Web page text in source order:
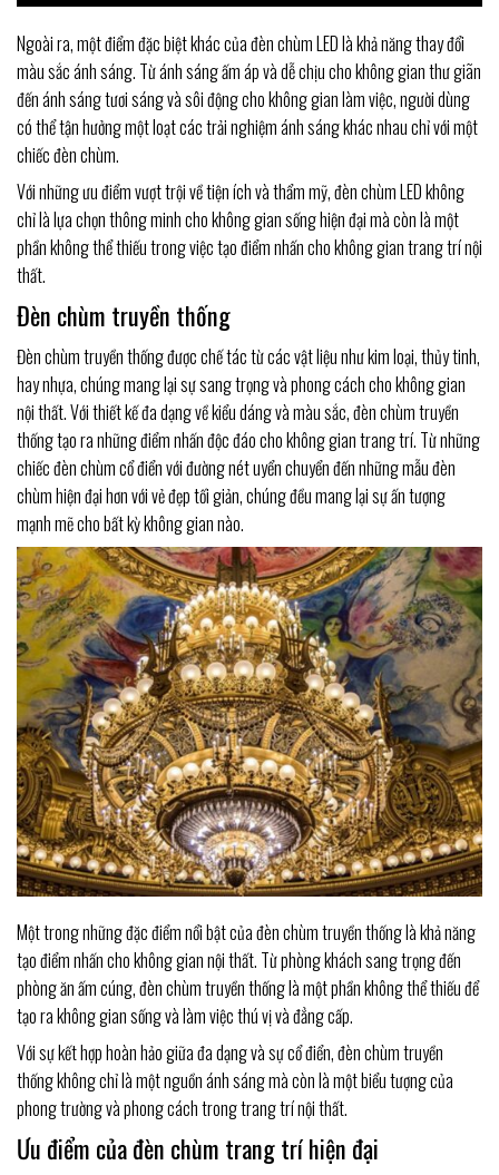
Ngoài ra, một điểm đặc biệt khác của đèn chùm LED là khả năng thay đổi
màu sắc ánh sáng. Từ ánh sáng ấm áp và dễ chịu cho không gian thư giãn
đến ánh sáng tươi sáng và sôi động cho không gian làm việc, người dùng
có thể tận hưởng một loạt các trải nghiệm ánh sáng khác nhau chỉ với một
chiếc đèn chùm.
Với những ưu điểm vượt trội về tiện ích và thẩm mỹ, đèn chùm LED không
chỉ là lựa chọn thông minh cho không gian sống hiện đại mà còn là một
phần không thể thiếu trong việc tạo điểm nhấn cho không gian trang trí nội
thất.
Đèn chùm truyền thống
Đèn chùm truyền thống được chế tác từ các vật liệu như kim loại, thủy tinh,
hay nhựa, chúng mang lại sự sang trọng và phong cách cho không gian
nội thất. Với thiết kế đa dạng về kiểu dáng và màu sắc, đèn chùm truyền
thống tạo ra những điểm nhấn độc đáo cho không gian trang trí. Từ những
chiếc đèn chùm cổ điển với đường nét uyển chuyển đến những mẫu đèn
chùm hiện đại hơn với vẻ đẹp tối giản, chúng đều mang lại sự ấn tượng
mạnh mẽ cho bất kỳ không gian nào.
Một trong những đặc điểm nổi bật của đèn chùm truyền thống là khả năng
tạo điểm nhấn cho không gian nội thất. Từ phòng khách sang trọng đến
phòng ăn ấm cúng, đèn chùm truyền thống là một phần không thể thiếu để
tạo ra không gian sống và làm việc thú vị và đẳng cấp.
Với sự kết hợp hoàn hảo giữa đa dạng và sự cổ điển, đèn chùm truyền
thống không chỉ là một nguồn ánh sáng mà còn là một biểu tượng của
phong trường và phong cách trong trang trí nội thất.
Ưu điểm của đèn chùm trang trí hiện đại